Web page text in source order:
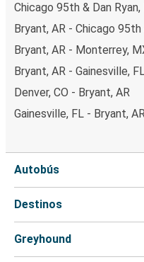
Chicago 95th & Dan
Bryant, AR - Chicago 95th
Bryant, AR - Monterrey,
Bryant, AR - Gainesville,
Denver, CO - Bryant, AR
Gainesville, FL - Bryant,
Autobús
Destinos
Greyhound